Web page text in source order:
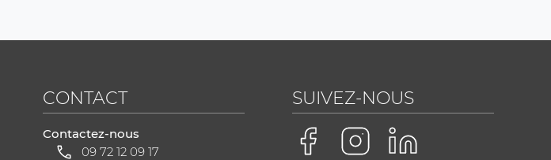
CONTACT
Contactez-nous
09 72 12 09 17
SUIVEZ-NOUS